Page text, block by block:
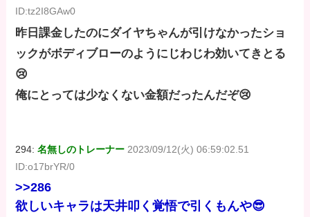
ID:tz2I8GAw0
昨日課金したのにダイヤちゃんが引けなかったショ
ックがボディブローのようにじわじわ効いてきとる
😢
俺にとっては少なくない金額だったんだぞ😢
294:名無しのトレーナー 2023/09/12(火) 06:59:02.51
ID:o17brYR/0
>>286
欲しいキャラは天井叩く覚悟で引くもんや😎